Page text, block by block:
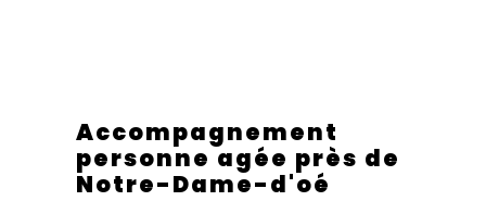
Accompagnement
personne agée près de
Notre-Dame-d'oé